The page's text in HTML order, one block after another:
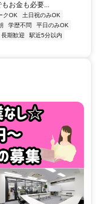
お金も必要...
クOK
土日祝のみOK
学歴不問
平日のみOK
長期歓迎
駅近5分以内